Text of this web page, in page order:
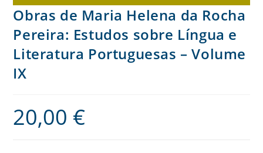
Obras de Maria Helena da Rocha
Pereira: Estudos sobre Língua e
Literatura Portuguesas – Volume
IX
20,00 €